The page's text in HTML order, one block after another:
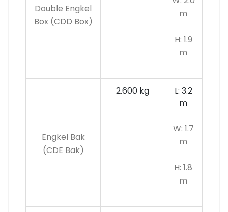
Double Engkel
Box (CDD Box)
m
H: 1.9
m
Engkel Bak
(CDE Bak)
2.600 kg
L: 3.2
m
W: 1.7
m
H: 1.8
m